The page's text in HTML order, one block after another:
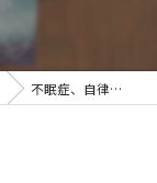
不眠症、自律神経のお悩みは、